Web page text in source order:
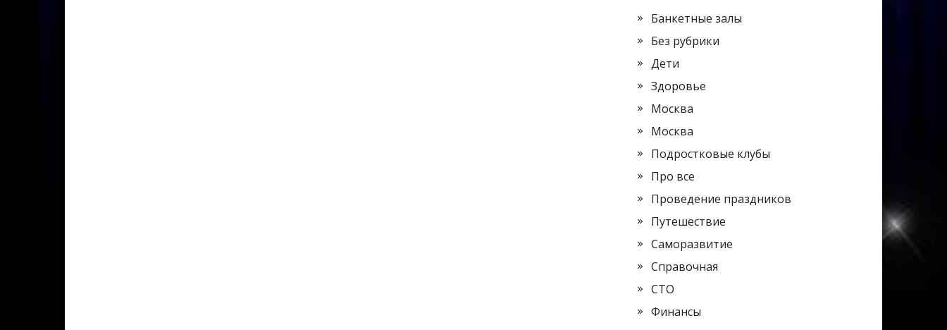
Банкетные залы
Без рубрики
Дети
Здоровье
Москва
Москва
Подростковые клубы
Про все
Проведение праздников
Путешествие
Саморазвитие
Справочная
СТО
Финансы